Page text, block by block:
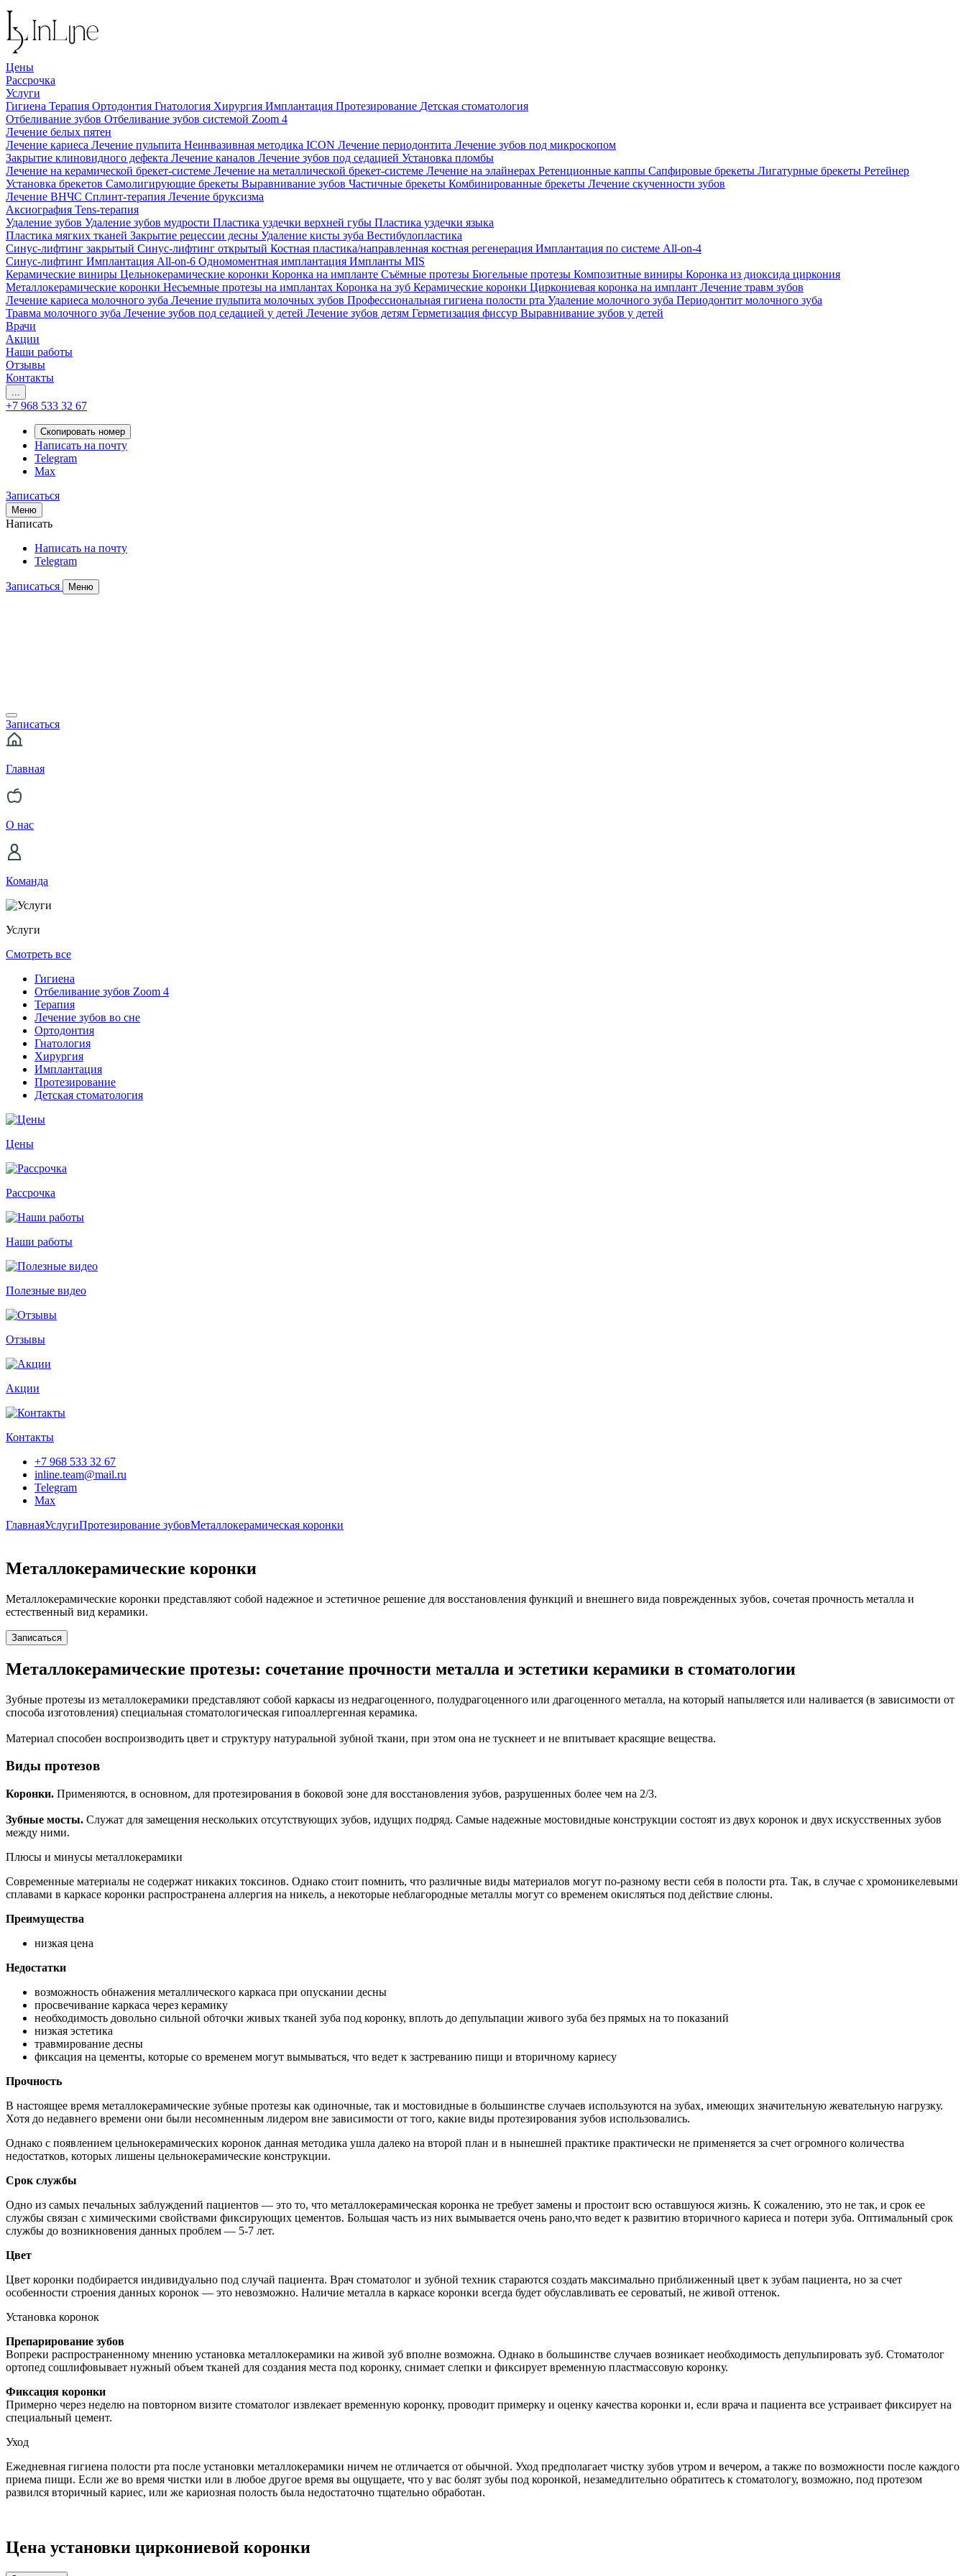
Цены
Рассрочка
Услуги
Гигиена Терапия Ортодонтия Гнатология Хирургия Имплантация Протезирование Детская стоматология
Отбеливание зубов Отбеливание зубов системой Zoom 4
Лечение белых пятен
Лечение кариеса Лечение пульпита Неинвазивная методика ICON Лечение периодонтита Лечение зубов под микроскопом
Закрытие клиновидного дефекта Лечение каналов Лечение зубов под седацией Установка пломбы
Лечение на керамической брекет-системе Лечение на металлической брекет-системе Лечение на элайнерах Ретенционные каппы Сапфировые брекеты Лигатурные брекеты Ретейнер
Установка брекетов Самолигирующие брекеты Выравнивание зубов Частичные брекеты Комбинированные брекеты Лечение скученности зубов
Лечение ВНЧС Сплинт-терапия Лечение бруксизма
Аксиография Tens-терапия
Удаление зубов Удаление зубов мудрости Пластика уздечки верхней губы Пластика уздечки языка
Пластика мягких тканей Закрытие рецессии десны Удаление кисты зуба Вестибулопластика
Синус-лифтинг закрытый Синус-лифтинг открытый Костная пластика/направленная костная регенерация Имплантация по системе All-on-4
Синус-лифтинг Имплантация All-on-6 Одномоментная имплантация Импланты MIS
Керамические виниры Цельнокерамические коронки Коронка на импланте Съёмные протезы Бюгельные протезы Композитные виниры Коронка из диоксида циркония
Металлокерамические коронки Несъемные протезы на имплантах Коронка на зуб Керамические коронки Циркониевая коронка на имплант Лечение травм зубов
Лечение кариеса молочного зуба Лечение пульпита молочных зубов Профессиональная гигиена полости рта Удаление молочного зуба Периодонтит молочного зуба
Травма молочного зуба Лечение зубов под седацией у детей Лечение зубов детям Герметизация фиссур Выравнивание зубов у детей
Врачи
Акции
Наши работы
Отзывы
Контакты
...
+7 968 533 32 67
Скопировать номер
Написать на почту
Telegram
Max
Записаться
Меню
Написать
Написать на почту
Telegram
Записаться Меню
Записаться
Главная
О нас
Команда
Услуги
Смотреть все
Гигиена
Отбеливание зубов Zoom 4
Терапия
Лечение зубов во сне
Ортодонтия
Гнатология
Хирургия
Имплантация
Протезирование
Детская стоматология
Цены
Рассрочка
Наши работы
Полезные видео
Отзывы
Акции
Контакты
+7 968 533 32 67
inline.team@mail.ru
Telegram
Max
ГлавнаяУслугиПротезирование зубовМеталлокерамическая коронки
Металлокерамические коронки
Металлокерамические коронки представляют собой надежное и эстетичное решение для восстановления функций и внешнего вида поврежденных зубов, сочетая прочность металла и
естественный вид керамики.
Записаться
Металлокерамические протезы: сочетание прочности металла и эстетики керамики в стоматологии
Зубные протезы из металлокерамики представляют собой каркасы из недрагоценного, полудрагоценного или драгоценного металла, на который напыляется или наливается (в зависимости от
способа изготовления) специальная стоматологическая гипоаллергенная керамика.
Материал способен воспроизводить цвет и структуру натуральной зубной ткани, при этом она не тускнеет и не впитывает красящие вещества.
Виды протезов
Коронки. Применяются, в основном, для протезирования в боковой зоне для восстановления зубов, разрушенных более чем на 2/3.
Зубные мосты. Служат для замещения нескольких отсутствующих зубов, идущих подряд. Самые надежные мостовидные конструкции состоят из двух коронок и двух искусственных зубов
между ними.
Плюсы и минусы металлокерамики
Современные материалы не содержат никаких токсинов. Однако стоит помнить, что различные виды материалов могут по-разному вести себя в полости рта. Так, в случае с хромоникелевыми
сплавами в каркасе коронки распространена аллергия на никель, а некоторые неблагородные металлы могут со временем окисляться под действие слюны.
Преимущества
низкая цена
Недостатки
возможность обнажения металлического каркаса при опускании десны
просвечивание каркаса через керамику
необходимость довольно сильной обточки живых тканей зуба под коронку, вплоть до депульпации живого зуба без прямых на то показаний
низкая эстетика
травмирование десны
фиксация на цементы, которые со временем могут вымываться, что ведет к застреванию пищи и вторичному кариесу
Прочность
В настоящее время металлокерамические зубные протезы как одиночные, так и мостовидные в большинстве случаев используются на зубах, имеющих значительную жевательную нагрузку.
Хотя до недавнего времени они были несомненным лидером вне зависимости от того, какие виды протезирования зубов использовались.
Однако с появлением цельнокерамических коронок данная методика ушла далеко на второй план и в нынешней практике практически не применяется за счет огромного количества
недостатков, которых лишены цельнокерамические конструкции.
Срок службы
Одно из самых печальных заблуждений пациентов — это то, что металлокерамическая коронка не требует замены и простоит всю оставшуюся жизнь. К сожалению, это не так, и срок ее
службы связан с химическими свойствами фиксирующих цементов. Большая часть из них вымывается очень рано,что ведет к развитию вторичного кариеса и потери зуба. Оптимальный срок
службы до возникновения данных проблем — 5-7 лет.
Цвет
Цвет коронки подбирается индивидуально под случай пациента. Врач стоматолог и зубной техник стараются создать максимально приближенный цвет к зубам пациента, но за счет
особенности строения данных коронок — это невозможно. Наличие металла в каркасе коронки всегда будет обуславливать ее сероватый, не живой оттенок.
Установка коронок
Препарирование зубов
Вопреки распространенному мнению установка металлокерамики на живой зуб вполне возможна. Однако в большинстве случаев возникает необходимость депульпировать зуб. Стоматолог
ортопед сошлифовывает нужный объем тканей для создания места под коронку, снимает слепки и фиксирует временную пластмассовую коронку.
Фиксация коронки
Примерно через неделю на повторном визите стоматолог извлекает временную коронку, проводит примерку и оценку качества коронки и, если врача и пациента все устраивает фиксирует на
специальный цемент.
Уход
Ежедневная гигиена полости рта после установки металлокерамики ничем не отличается от обычной. Уход предполагает чистку зубов утром и вечером, а также по возможности после каждого
приема пищи. Если же во время чистки или в любое другое время вы ощущаете, что у вас болят зубы под коронкой, незамедлительно обратитесь к стоматологу, возможно, под протезом
развился вторичный кариес, или же кариозная полость была недостаточно тщательно обработан.
Цена установки циркониевой коронки